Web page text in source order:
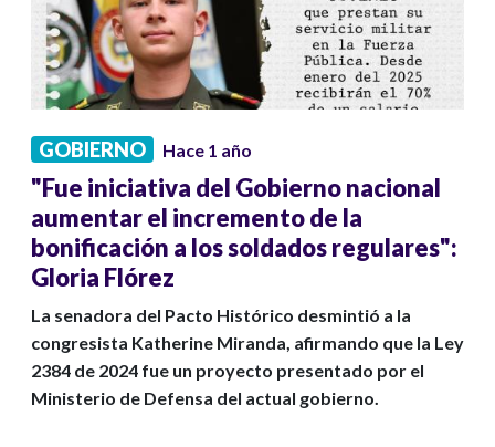
GOBIERNO Hace 1 año
"Fue iniciativa del Gobierno nacional
aumentar el incremento de la
bonificación a los soldados regulares":
Gloria Flórez
La senadora del Pacto Histórico desmintió a la
congresista Katherine Miranda, afirmando que la Ley
2384 de 2024 fue un proyecto presentado por el
Ministerio de Defensa del actual gobierno.